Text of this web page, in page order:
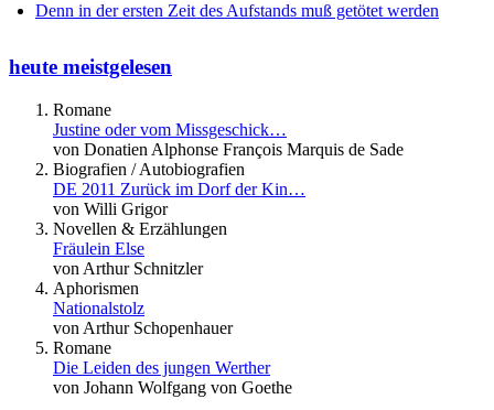
Denn in der ersten Zeit des Aufstands muß getötet werden
heute meistgelesen
Romane
Justine oder vom Missgeschick…
von Donatien Alphonse François Marquis de Sade
Biografien / Autobiografien
DE 2011 Zurück im Dorf der Kin…
von Willi Grigor
Novellen & Erzählungen
Fräulein Else
von Arthur Schnitzler
Aphorismen
Nationalstolz
von Arthur Schopenhauer
Romane
Die Leiden des jungen Werther
von Johann Wolfgang von Goethe